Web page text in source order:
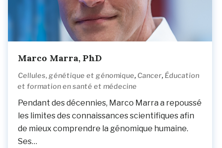
Marco Marra, PhD
Cellules, génétique et génomique,Cancer,Éducation
et formation en santé et médecine
Pendant des décennies, Marco Marra a repoussé
les limites des connaissances scientifiques afin
de mieux comprendre la génomique humaine.
Ses…